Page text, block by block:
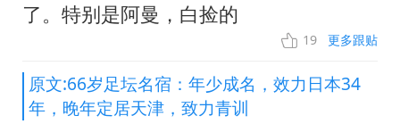
了。特别是阿曼，白捡的
19 更多跟贴
原文:66岁足坛名宿：年少成名，效力日本34
年，晚年定居天津，致力青训